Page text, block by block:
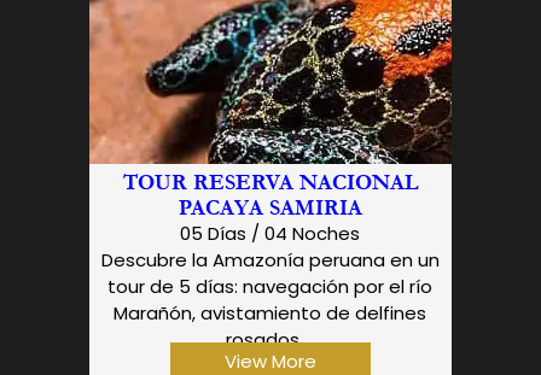
TOUR RESERVA NACIONAL
PACAYA SAMIRIA
05 Días / 04 Noches
Descubre la Amazonía peruana en un
tour de 5 días: navegación por el río
Marañón, avistamiento de delfines
rosados,...
View More